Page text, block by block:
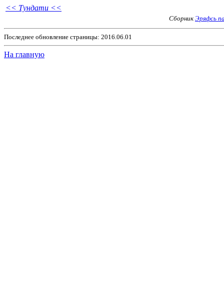
<< Тундати <<
Сборник Эряфсь
Последнее обновление страницы: 2016.06.01
На главную